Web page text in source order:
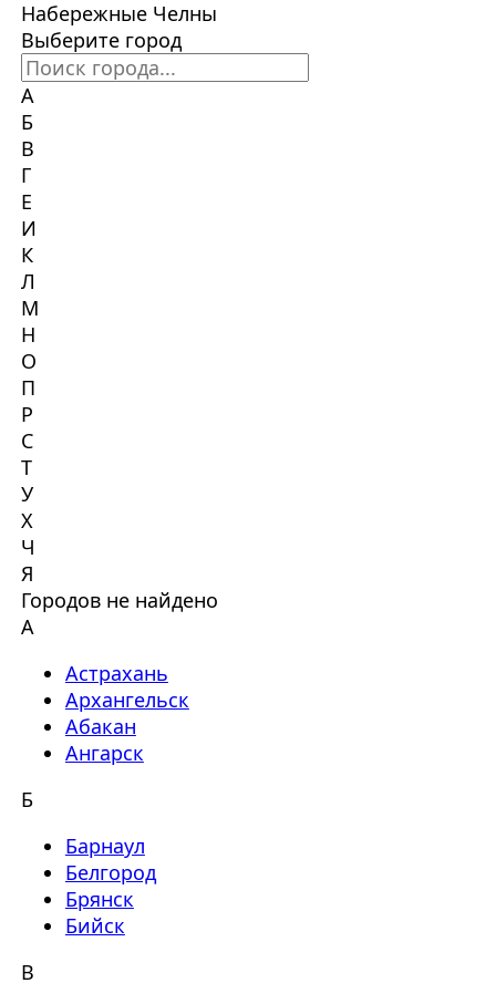
Набережные Челны
Выберите город
А
Б
В
Г
Е
И
К
Л
М
Н
О
П
Р
С
Т
У
Х
Ч
Я
Городов не найдено
А
Астрахань
Архангельск
Абакан
Ангарск
Б
Барнаул
Белгород
Брянск
Бийск
В